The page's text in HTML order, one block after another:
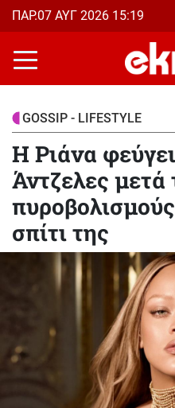
Skip
to
main
content
ΠΑΡ.07 ΑΥΓ 2026 15:19
GOSSIP - LIFESTYLE
Η Ριάνα
Άντζελες μετά
σπίτι της